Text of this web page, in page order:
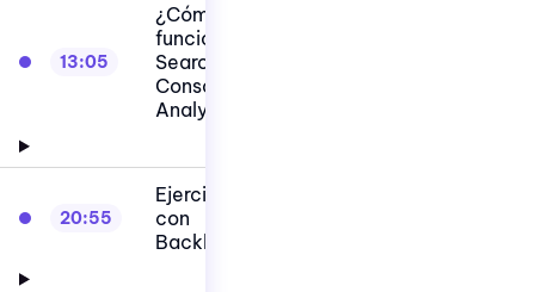
13:05
¿Cómo
funciona
Search
Console
Analytics?
20:55
Ejercicio
con
Backlink